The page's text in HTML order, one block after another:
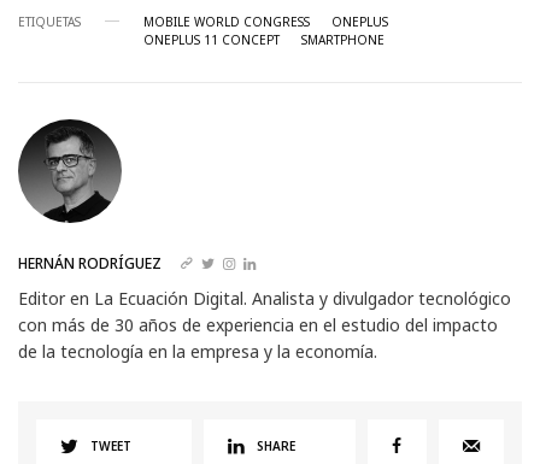
ETIQUETAS MOBILE WORLD CONGRESS
ONEPLUS
ONEPLUS 11 CONCEPT
SMARTPHONE
HERNÁN RODRÍGUEZ
Editor en La Ecuación Digital. Analista y divulgador tecnológico
con más de 30 años de experiencia en el estudio del impacto
de la tecnología en la empresa y la economía.
TWEET SHARE